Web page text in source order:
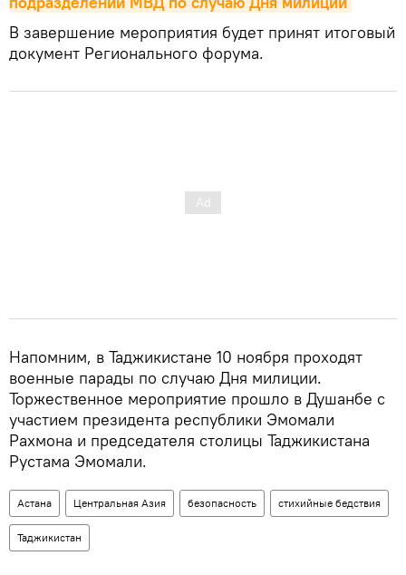
В завершение мероприятия будет принят итоговый
документ Регионального форума.
Напомним, в Таджикистане 10 ноября проходят
военные парады по случаю Дня милиции.
Торжественное мероприятие прошло в Душанбе с
участием президента республики Эмомали
Рахмона и председателя столицы Таджикистана
Рустама Эмомали.
Астана Центральная Азия безопасность стихийные бедствия
Таджикистан